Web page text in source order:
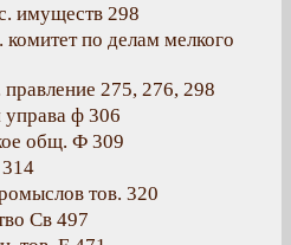
имуществ 298
по делам мелкого
275, 276, 298
управа ф 306
общ. Ф 309
тов. 320
Св 497